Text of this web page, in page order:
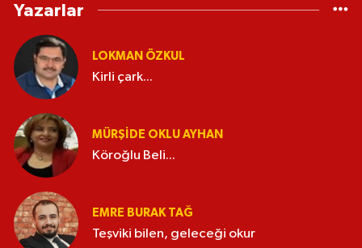
Yazarlar
LOKMAN ÖZKUL
Kirli çark...
MÜRŞIDE OKLU AYHAN
Köroğlu Beli...
EMRE BURAK TAĞ
Teşviki bilen, geleceği okur